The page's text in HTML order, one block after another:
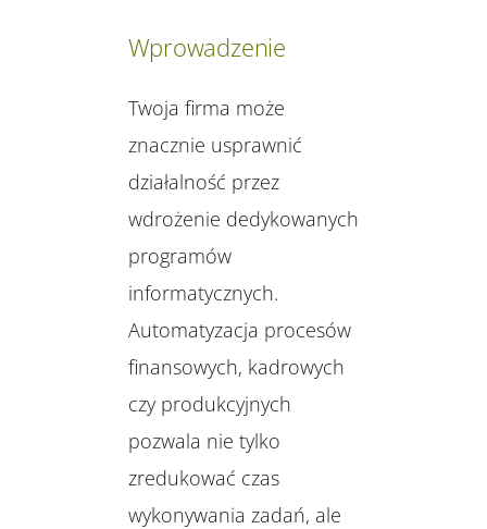
Wprowadzenie
Twoja firma może
znacznie usprawnić
działalność przez
wdrożenie dedykowanych
programów
informatycznych.
Automatyzacja procesów
finansowych, kadrowych
czy produkcyjnych
pozwala nie tylko
zredukować czas
wykonywania zadań, ale